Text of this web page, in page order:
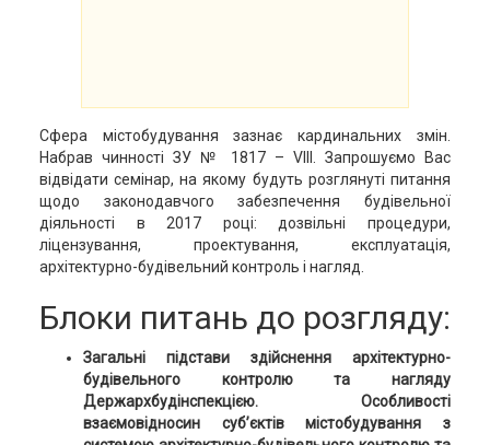
Сфера містобудування зазнає кардинальних змін.
Набрав чинності ЗУ № 1817 – VIII. Запрошуємо Вас
відвідати семінар, на якому будуть розглянуті питання
щодо законодавчого забезпечення будівельної
діяльності в 2017 році: дозвільні процедури,
ліцензування, проектування, експлуатація,
архітектурно-будівельний контроль і нагляд.
Блоки питань до розгляду:
Загальні підстави здійснення архітектурно-
будівельного контролю та нагляду
Держархбудінспекцією. Особливості
взаємовідносин суб’єктів містобудування з